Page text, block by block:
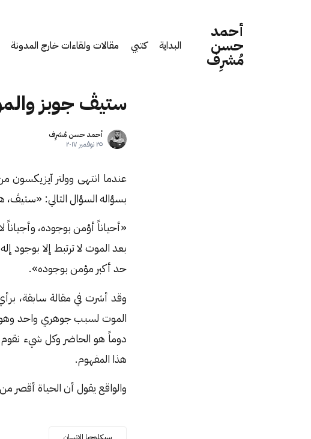
أحمد
حسن
مُشرِف
البداية كتبي مقالات ولقاءات خارج المدونة
ستيڤ جوبز
أحمد حسن مُشرِف
٢٥ نوفمبر ٢٠١٧
عندما انتهى وولتر آيزيكسون
بسؤاله السؤال التالي:
بعد الموت لا ترتبط إلا بوجود
حد أكبر مؤمن بوجوده».
وقد أشرت في مقالة سابقة،
الموت لسبب جوهري واحد وهو:
دوماً هو الحاضر وكل شيء
هذا المفهوم.
والواقع يقول أن الحياة أقصر